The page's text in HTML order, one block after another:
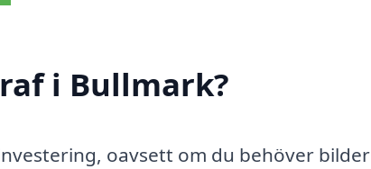
i Bullmark?
oavsett om du behöver bilder